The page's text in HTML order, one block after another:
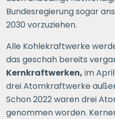
Bundesregierung sogar
2030 vorzuziehen.
Alle Kohlekraftwerke
das geschah bereits
Kernkraftwerken, im
drei Atomkraftwerke
Schon 2022 waren drei
genommen worden.